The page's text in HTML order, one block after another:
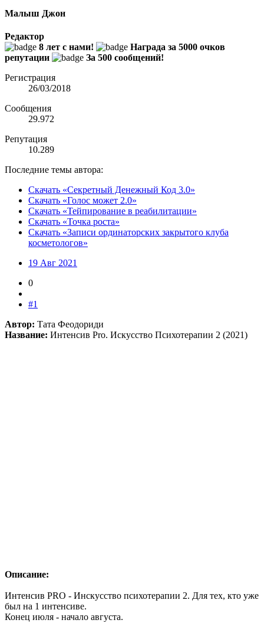
Малыш Джон
Редактор
8 лет с нами!
Награда за 5000 очков
репутации
За 500 сообщений!
Регистрация
26/03/2018
Сообщения
29.972
Репутация
10.289
Последние темы автора:
Скачать «Секретный Денежный Код 3.0»
Скачать «Голос может 2.0»
Скачать «Тейпирование в реабилитации»
Скачать «Точка роста»
Скачать «Записи ординаторских закрытого клуба
косметологов»
19 Авг 2021
0
#1
Автор: Тата Феодориди
Название: Интенсив Pro. Искусство Психотерапии 2 (2021)
Описание:
Интенсив PRO - Инскусство психотерапии 2. Для тех, кто уже
был на 1 интенсиве.
Конец июля - начало августа.